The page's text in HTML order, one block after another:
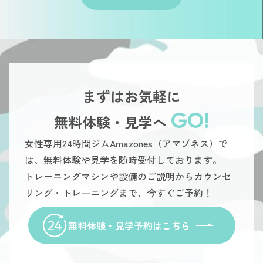
まずはお気軽に
無料体験・見学へ GO!
女性専用24時間ジムAmazones（アマゾネス）で
は、無料体験や見学を随時受付しております。
トレーニングマシンや設備のご説明からカウンセ
リング・トレーニングまで、今すぐご予約！
無料体験・見学予約はこちら